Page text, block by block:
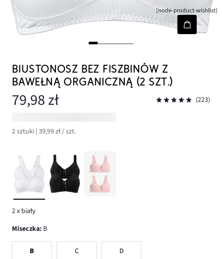
[node-product-wishlist]
BIUSTONOSZ BEZ FISZBINÓW Z
BAWEŁNĄ ORGANICZNĄ (2 SZT.)
79,98 zł (223)
2 sztuki | 39,99 zł / szt.
2 x biały
Miseczka: B
B C D